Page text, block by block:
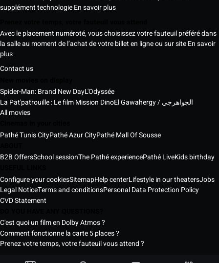
supplément technologieEn savoir plus
Avec le placement numéroté, vous choisissez votre fauteuil préféré dans
la salle au moment de l’achat de votre billet en ligne ou sur siteEn savoir
plus
Contact us
Spider-Man: Brand New DayL'Odyssée
La Pat'patrouille : Le film Mission Dino
El Gawahergy / الجواهرجي
All movies
Pathé Tunis CityPathé Azur CityPathé Mall Of Sousse
B2B OffersSchool sessionThe Pathé experiencePathé LiveKids birthday
Configure your cookiesSitemapHelp centerLifestyle in our theatersJobs
Legal NoticeTerms and conditionsPersonal Data Protection Policy
CVD Statement
C'est quoi un film en Dolby Atmos ?
Comment fonctionne la carte 5 places ?
Prenez votre temps, votre fauteuil vous attend ?